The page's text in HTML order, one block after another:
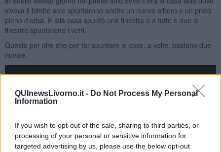
QUInewsLivorno.it - Do Not Process My Personal
Information
If you wish to opt-out of the sale, sharing to third parties, or
processing of your personal or sensitive information for
targeted advertising by us, please use the below opt-out
viveva il bimbo solo spuntarono anche un nuovo albero e un prato
pieno d’erba. E alla casa spuntò una finestra e a tutte e due le
finestre spuntarono i vetri.
Questo per dire che per far spuntare le cose, a volte, bastano due
nuvole.